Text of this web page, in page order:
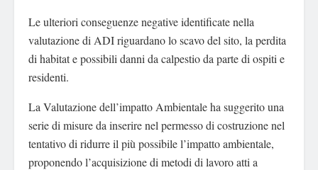
Le ulteriori conseguenze negative identificate nella
valutazione di ADI riguardano lo scavo del sito, la perdita
di habitat e possibili danni da calpestio da parte di ospiti e
residenti.
La Valutazione dell’impatto Ambientale ha suggerito una
serie di misure da inserire nel permesso di costruzione nel
tentativo di ridurre il più possibile l’impatto ambientale,
proponendo l’acquisizione di metodi di lavoro atti a